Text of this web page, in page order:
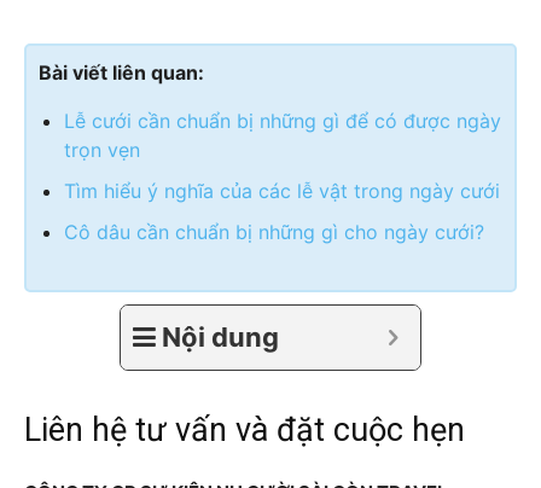
Bài viết liên quan:
Lễ cưới cần chuẩn bị những gì để có được ngày
trọn vẹn
Tìm hiểu ý nghĩa của các lễ vật trong ngày cưới
Cô dâu cần chuẩn bị những gì cho ngày cưới?
Nội dung
Liên hệ tư vấn và đặt cuộc hẹn